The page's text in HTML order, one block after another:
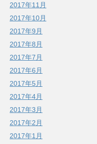
2017年11月
2017年10月
2017年9月
2017年8月
2017年7月
2017年6月
2017年5月
2017年4月
2017年3月
2017年2月
2017年1月